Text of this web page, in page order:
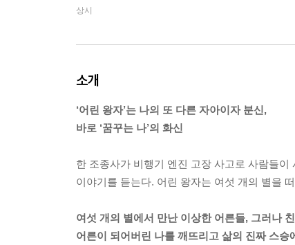
상시
소개
‘어린 왕자’는 나의 또 다른 자아이자 분신,
바로 ‘꿈꾸는 나’의 화신
한 조종사가 비행기 엔진 고장 사고로 사람들
이야기를 듣는다. 어린 왕자는 여섯 개의 별을
여섯 개의 별에서 만난 이상한 어른들, 그러나
어른이 되어버린 나를 깨뜨리고 삶의 진짜 스